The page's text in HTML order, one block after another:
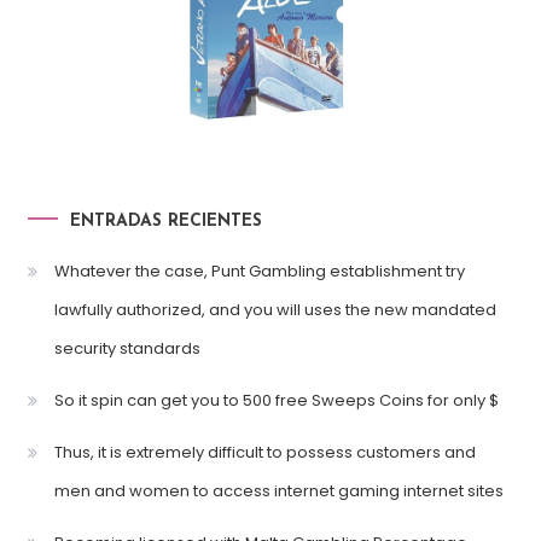
ENTRADAS RECIENTES
Whatever the case, Punt Gambling establishment try
lawfully authorized, and you will uses the new mandated
security standards
So it spin can get you to 500 free Sweeps Coins for only $
Thus, it is extremely difficult to possess customers and
men and women to access internet gaming internet sites